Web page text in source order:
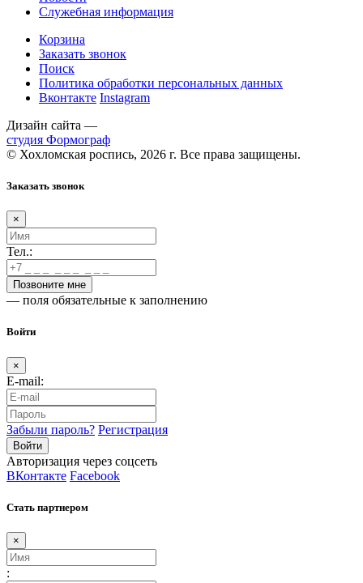
Служебная информация
Корзина
Заказать звонок
Поиск
Политика обработки персональных данных
Вконтакте Instagram
Дизайн сайта —
студия Формограф
© Хохломская роспись, 2026 г. Все права защищены.
Заказать звонок
×
Тел.:
— поля обязательные к заполнению
Войти
×
E-mail:
Забыли пароль? Регистрация
Авторизация через соцсеть
ВКонтакте Facebook
Стать партнером
×
: